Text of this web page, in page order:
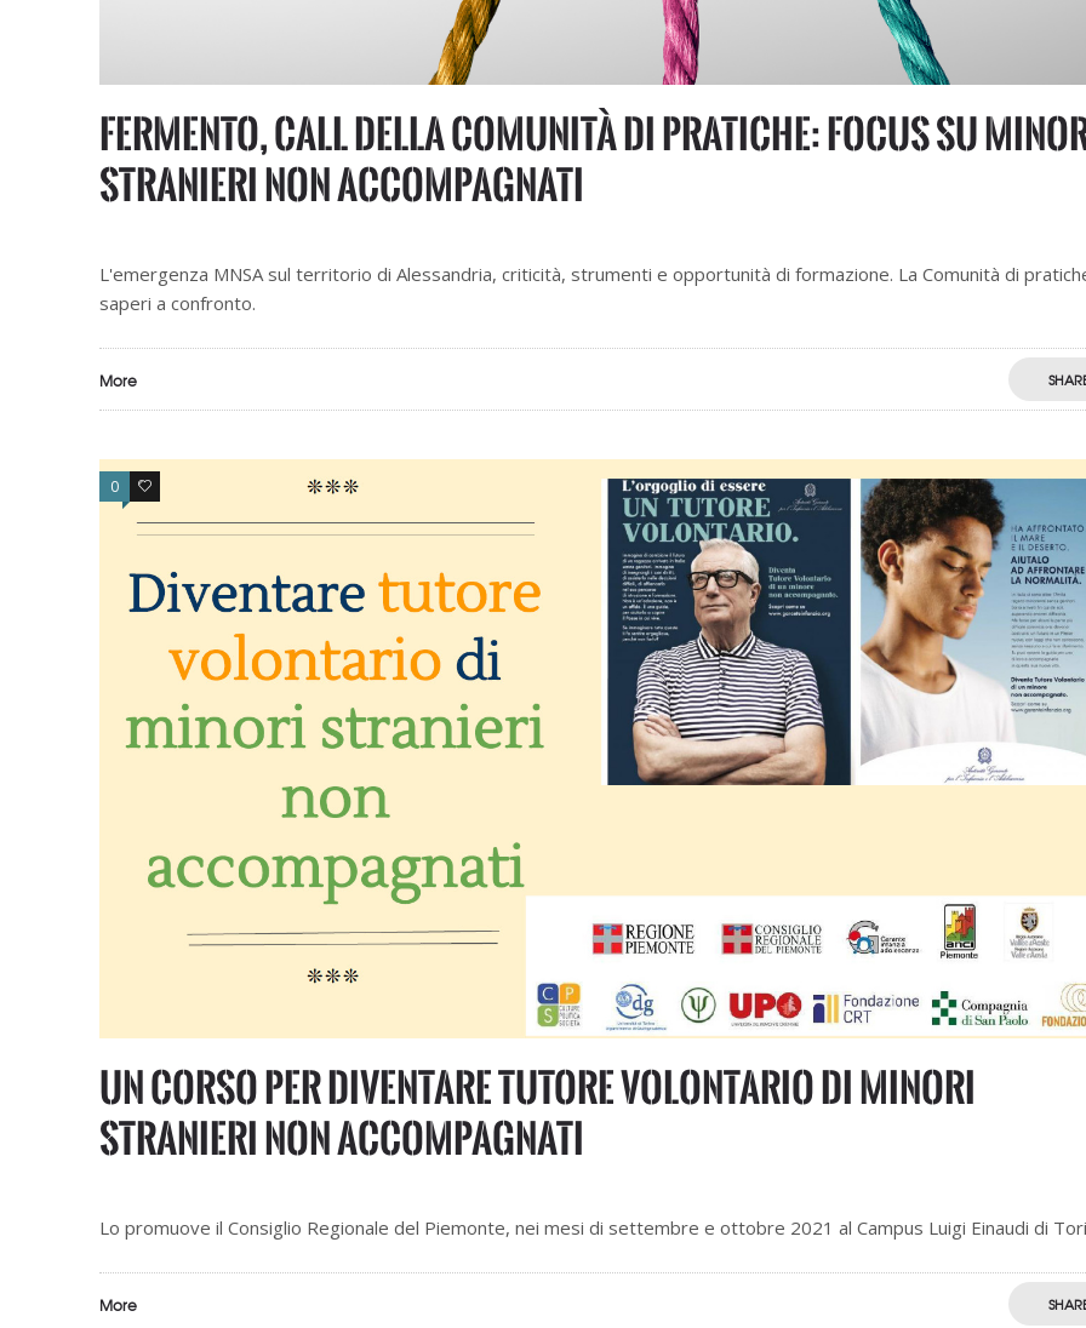
Fermento, call della Comunità di pratiche: focus su
stranieri non accompagnati
L'emergenza MNSA sul territorio di Alessandria, criticità, strumenti e opportunità di formazione. La Comunità di
saperi a confronto.
More
0 0
Un corso per diventare tutore volontario di minori
stranieri non accompagnati
Lo promuove il Consiglio Regionale del Piemonte, nei mesi di settembre e ottobre 2021 al Campus Luigi Einaudi di
More